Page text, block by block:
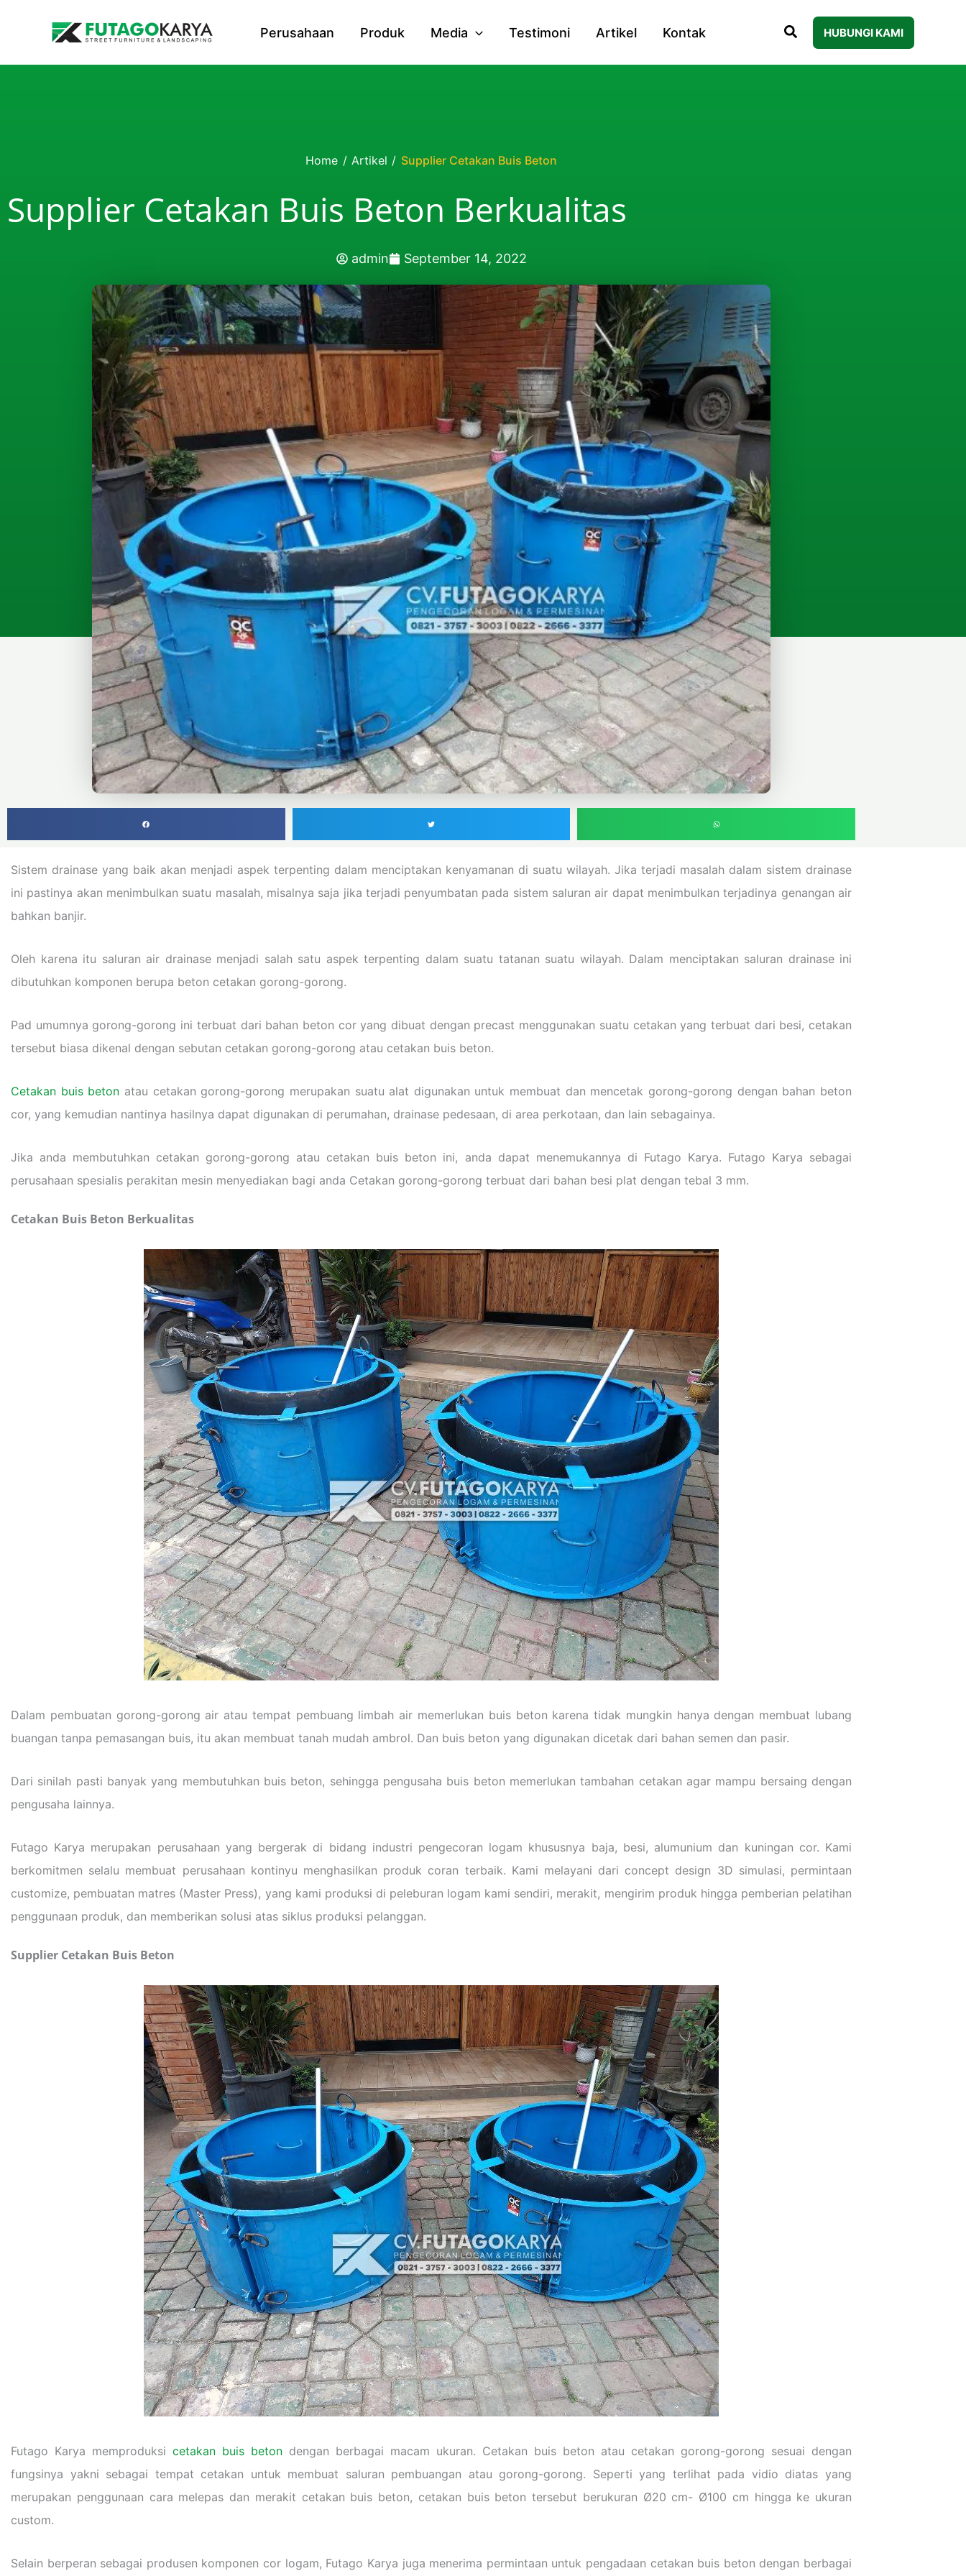
Perusahaan Produk Media Testimoni Artikel Kontak HUBUNGI KAMI
Home / Artikel / Supplier Cetakan Buis Beton
Supplier Cetakan Buis Beton Berkualitas
admin September 14, 2022
Sistem drainase yang baik akan menjadi aspek terpenting dalam menciptakan kenyamanan di suatu wilayah. Jika terjadi masalah dalam sistem drainase
ini pastinya akan menimbulkan suatu masalah, misalnya saja jika terjadi penyumbatan pada sistem saluran air dapat menimbulkan terjadinya genangan air
bahkan banjir.
Oleh karena itu saluran air drainase menjadi salah satu aspek terpenting dalam suatu tatanan suatu wilayah. Dalam menciptakan saluran drainase ini
dibutuhkan komponen berupa beton cetakan gorong-gorong.
Pad umumnya gorong-gorong ini terbuat dari bahan beton cor yang dibuat dengan precast menggunakan suatu cetakan yang terbuat dari besi, cetakan
tersebut biasa dikenal dengan sebutan cetakan gorong-gorong atau cetakan buis beton.
Cetakan buis beton atau cetakan gorong-gorong merupakan suatu alat digunakan untuk membuat dan mencetak gorong-gorong dengan bahan beton
cor, yang kemudian nantinya hasilnya dapat digunakan di perumahan, drainase pedesaan, di area perkotaan, dan lain sebagainya.
Jika anda membutuhkan cetakan gorong-gorong atau cetakan buis beton ini, anda dapat menemukannya di Futago Karya. Futago Karya sebagai
perusahaan spesialis perakitan mesin menyediakan bagi anda Cetakan gorong-gorong terbuat dari bahan besi plat dengan tebal 3 mm.
Cetakan Buis Beton Berkualitas
Dalam pembuatan gorong-gorong air atau tempat pembuang limbah air memerlukan buis beton karena tidak mungkin hanya dengan membuat lubang
buangan tanpa pemasangan buis, itu akan membuat tanah mudah ambrol. Dan buis beton yang digunakan dicetak dari bahan semen dan pasir.
Dari sinilah pasti banyak yang membutuhkan buis beton, sehingga pengusaha buis beton memerlukan tambahan cetakan agar mampu bersaing dengan
pengusaha lainnya.
Futago Karya merupakan perusahaan yang bergerak di bidang industri pengecoran logam khususnya baja, besi, alumunium dan kuningan cor. Kami
berkomitmen selalu membuat perusahaan kontinyu menghasilkan produk coran terbaik. Kami melayani dari concept design 3D simulasi, permintaan
customize, pembuatan matres (Master Press), yang kami produksi di peleburan logam kami sendiri, merakit, mengirim produk hingga pemberian pelatihan
penggunaan produk, dan memberikan solusi atas siklus produksi pelanggan.
Supplier Cetakan Buis Beton
Futago Karya memproduksi cetakan buis beton dengan berbagai macam ukuran. Cetakan buis beton atau cetakan gorong-gorong sesuai dengan
fungsinya yakni sebagai tempat cetakan untuk membuat saluran pembuangan atau gorong-gorong. Seperti yang terlihat pada vidio diatas yang
merupakan penggunaan cara melepas dan merakit cetakan buis beton, cetakan buis beton tersebut berukuran Ø20 cm- Ø100 cm hingga ke ukuran
custom.
Selain berperan sebagai produsen komponen cor logam, Futago Karya juga menerima permintaan untuk pengadaan cetakan buis beton dengan berbagai